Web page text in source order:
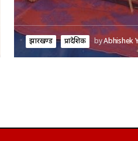
झारखण्ड प्रादेशिक byAbhishek